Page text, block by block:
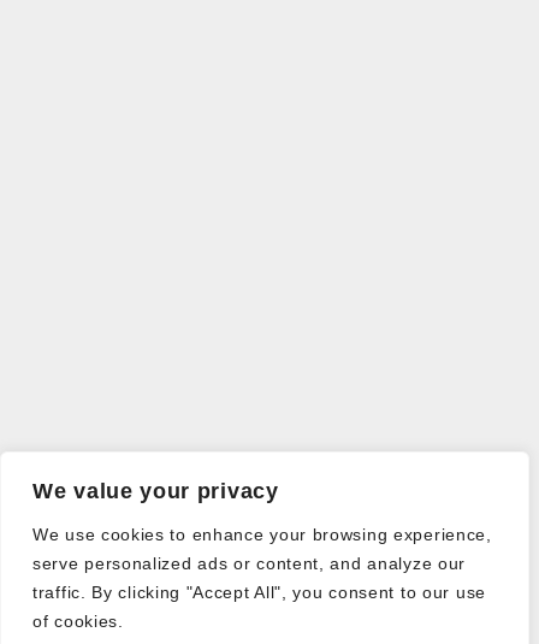
We value your privacy
We use cookies to enhance your browsing experience,
serve personalized ads or content, and analyze our
traffic. By clicking "Accept All", you consent to our use
of cookies.